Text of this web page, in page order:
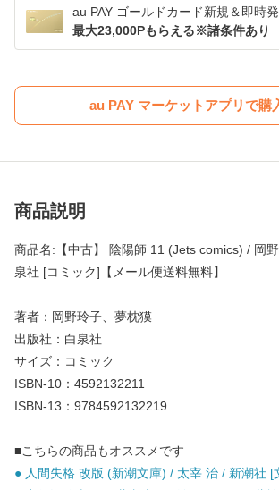
au PAY ゴールドカード新規＆即時
最大23,000Pもらえる※諸条件あり
au PAY マーケットアプリで購
商品説明
商品名:【中古】 陰陽師 11 (Jets comics) / 岡
泉社 [コミック]【メール便送料無料】
著者：岡野玲子、夢枕獏
出版社：白泉社
サイズ：コミック
ISBN-10：4592132211
ISBN-13：9784592132219
■こちらの商品もオススメです
● 人間失格 改版 (新潮文庫) / 太宰 治 / 新潮社 [